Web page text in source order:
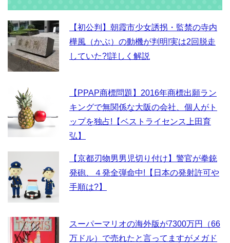
【初公判】朝霞市少女誘拐・監禁の寺内
樺風（かぶ）の動機が判明!実は2回脱走
していた?!詳しく解説
【PPAP商標問題】2016年商標出願ラン
キングで無関係な大阪の会社、個人がト
ップを独占!【ベストライセンス上田育
弘】
【京都刃物男男児切り付け】警官が拳銃
発砲、４発全弾命中!【日本の発射許可や
手順は?】
スーパーマリオの海外版が7300万円（66
万ドル）で売れたと言ってますがメガド